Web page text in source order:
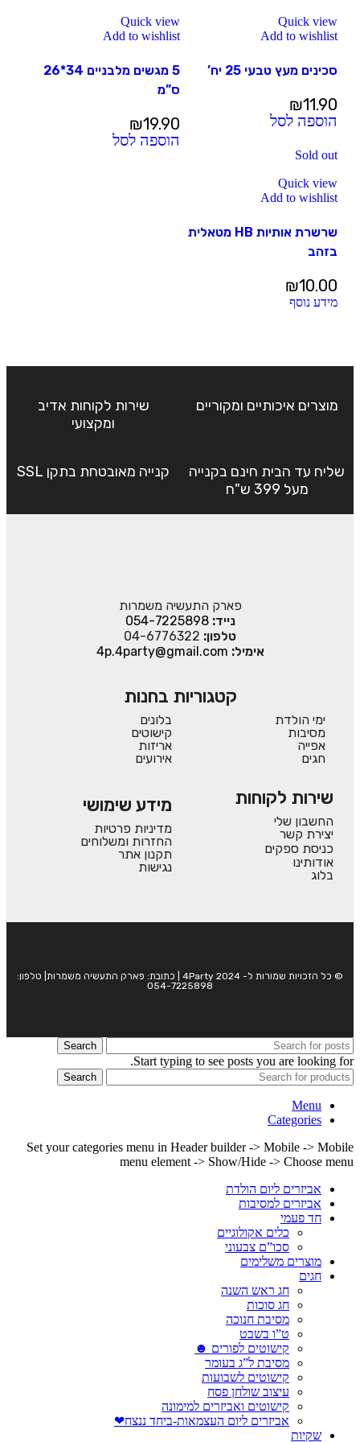
Quick view
Add to wishlist
סכינים מעץ טבעי 25 יח’
₪11.90
הוספה לסל
Quick view
Add to wishlist
5 מגשים מלבניים 34*26
ס”מ
₪19.90
הוספה לסל
Sold out
Quick view
Add to wishlist
שרשרת אותיות HB מטאלית
בזהב
₪10.00
מידע נוסף
מוצרים איכותיים ומקוריים
שירות לקוחות אדיב
ומקצועי
שליח עד הבית חינם בקנייה
מעל 399 ש"ח
קנייה מאובטחת בתקן SSL
פארק התעשיה משמרות
נייד:054-7225898
טלפון: 04-6776322
אימיל: 4p.4party@gmail.com
קטגוריות בחנות
ימי הולדת
מסיבות
אפייה
חגים
בלונים
קישוטים
אריזות
אירועים
שירות לקוחות
החשבון שלי
יצירת קשר
כניסת ספקים
אודותינו
בלוג
מידע שימושי
מדיניות פרטיות
החזרות ומשלוחים
תקנון אתר
נגישות
© כל הזכויות שמורות ל- 4Party 2024 | כתובת: פארק התעשיה משמרות| טלפון:
054-7225898
Search
Start typing to see posts you are looking for.
Search
Menu
Categories
Set your categories menu in Header builder -> Mobile -> Mobile
menu element -> Show/Hide -> Choose menu
אביזרים ליום הולדת
אביזרים למסיבות
חד פעמי
כלים אקולוגיים
סכו”ם צבעוני
מוצרים משלימים
חגים
חג ראש השנה
חג סוכות
מסיבת חנוכה
ט”ו בשבט
קישוטים לפורים ☻
מסיבת ל”ג בעומר
קישוטים לשבועות
עיצוב שולחן פסח
קישוטים ואביזרים למימונה
אביזרים ליום העצמאות-ביחד ננצח❤
שקיות